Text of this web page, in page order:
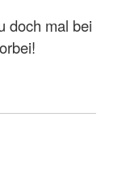
doch mal bei